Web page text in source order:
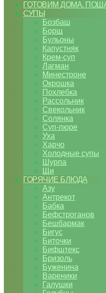
ГОТОВИМ ДОМА.
СУПЫ
Бозбаш
Борщ
Бульоны
Капустняк
Крем-суп
Лагман
Минестроне
Окрошка
Похлебка
Рассольник
Свекольник
Солянка
Суп-пюре
Уха
Харчо
Холодные супы
Шурпа
Щи
ГОРЯЧИЕ БЛЮДА
Азу
Антрекот
Бабка
Бефстроганов
Бешбармак
Бигус
Биточки
Бифштекс
Бризоль
Буженина
Вареники
Галушки